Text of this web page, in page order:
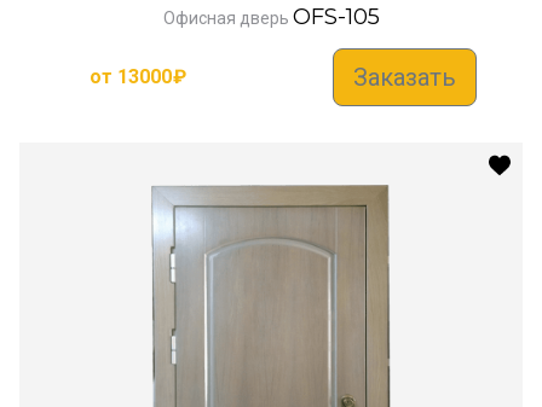
Офисная дверь OFS-105
от 13000₽ Заказать